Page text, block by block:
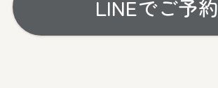
LINEでご予約